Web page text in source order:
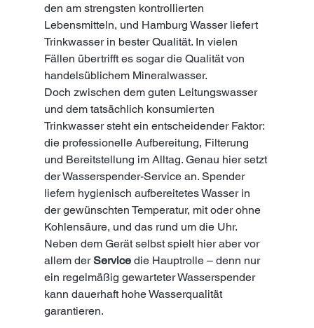
den am strengsten kontrollierten
Lebensmitteln, und Hamburg Wasser liefert
Trinkwasser in bester Qualität. In vielen
Fällen übertrifft es sogar die Qualität von
handelsüblichem Mineralwasser.
Doch zwischen dem guten Leitungswasser
und dem tatsächlich konsumierten
Trinkwasser steht ein entscheidender Faktor:
die professionelle Aufbereitung, Filterung
und Bereitstellung im Alltag. Genau hier setzt
der Wasserspender-Service an. Spender
liefern hygienisch aufbereitetes Wasser in
der gewünschten Temperatur, mit oder ohne
Kohlensäure, und das rund um die Uhr.
Neben dem Gerät selbst spielt hier aber vor
allem der Service die Hauptrolle – denn nur
ein regelmäßig gewarteter Wasserspender
kann dauerhaft hohe Wasserqualität
garantieren.